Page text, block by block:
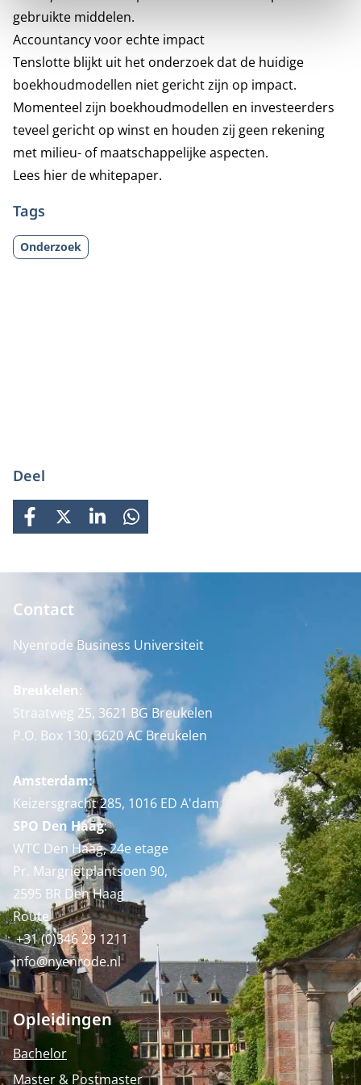
gebruikte middelen.
Accountancy voor echte impact
Tenslotte blijkt uit het onderzoek dat de huidige
boekhoudmodellen niet gericht zijn op impact.
Momenteel zijn boekhoudmodellen en investeerders
teveel gericht op winst en houden zij geen rekening
met milieu- of maatschappelijke aspecten.
Lees hierde whitepaper.
Tags
Onderzoek
Deel
FACEBOOK
X LINKEDINWHATSAPP
Contact
Nyenrode Business Universiteit
Breukelen:
Straatweg 25, 3621 BG Breukelen
P.O. Box 130, 3620 AC Breukelen
Amsterdam:
Keizersgracht 285, 1016 ED A'dam
SPO Den Haag:
WTC Den Haag, 24e etage
Pr. Margrietplantsoen 90,
2595 BR Den Haag
Route
+31 (0)346 29 1211
info@nyenrode.nl
Opleidingen
Bachelor
Master & Postmaster